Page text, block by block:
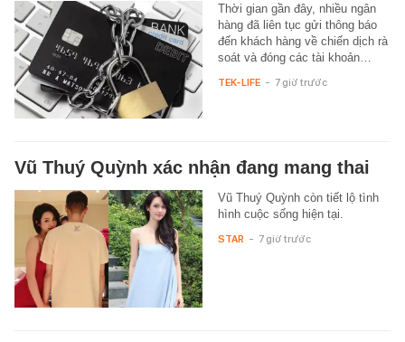
Thời gian gần đây, nhiều ngân
hàng đã liên tục gửi thông báo
đến khách hàng về chiến dịch rà
soát và đóng các tài khoản…
TEK-LIFE - 7 giờ trước
Vũ Thuý Quỳnh xác nhận đang mang thai
Vũ Thuý Quỳnh còn tiết lộ tình
hình cuộc sống hiện tại.
STAR - 7 giờ trước